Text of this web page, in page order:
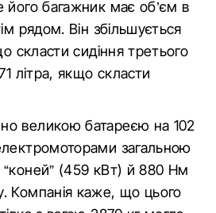
його багажник має об’єм в
рядом. Він збільшується
скласти сидіння третього
літра, якщо скласти
великою батареєю на 102
загальною
(459 кВт) й 880 Нм
Компанія каже, що цього